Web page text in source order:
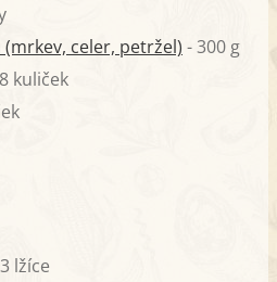
celer, petržel) - 300 g
kuliček
lžíce